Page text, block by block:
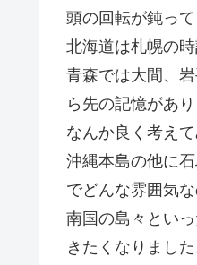
頭の回転が鈍っ
北海道は札幌の
青森では大間、
ら先の記憶があり
なんか良く考え
沖縄本島の他に
でどんな雰囲気
南国の島々とい
きたくなりました